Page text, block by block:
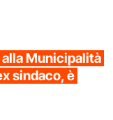
Municipalità
sindaco, è